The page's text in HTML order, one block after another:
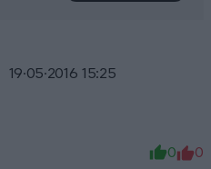
19·05·2016 15:25
0 0